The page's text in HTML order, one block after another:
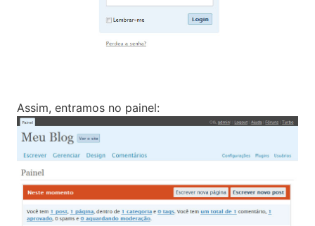
Assim, entramos no painel: